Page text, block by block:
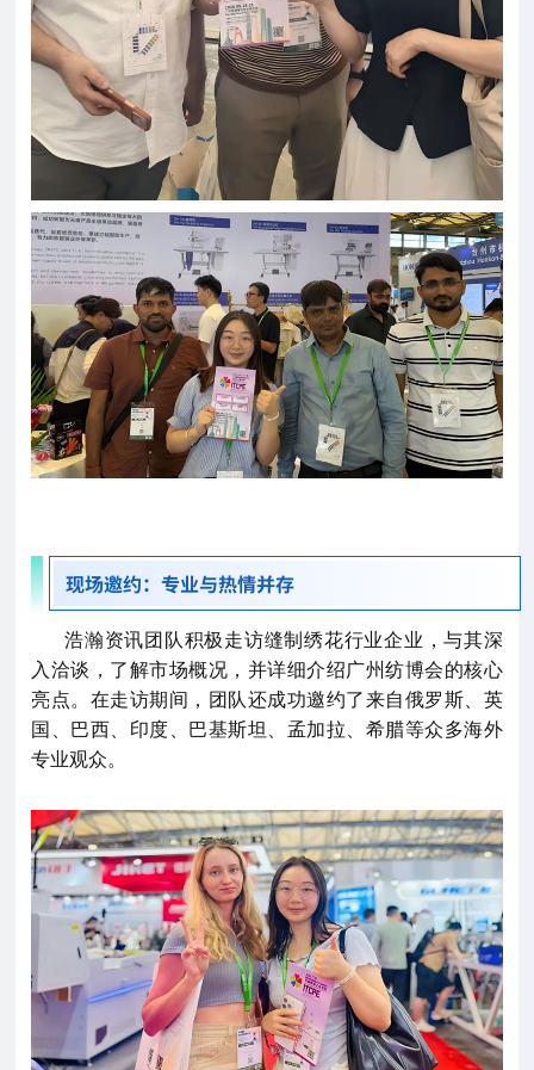
现场邀约：专业与热情并存
浩瀚资讯团队积极走访缝制绣花行业企业，与其深
入洽谈，了解市场概况，并详细介绍广州纺博会的核心
亮点。在走访期间，团队还成功邀约了来自俄罗斯、英
国、巴西、印度、巴基斯坦、孟加拉、希腊等众多海外
专业观众。